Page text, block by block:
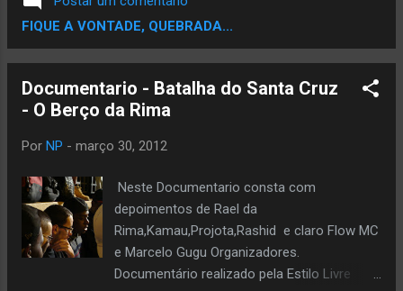
EXCLUSIVO MTV 1999 - PARTE 1
RACIONAIS MC´S DOCUMENTÁRIO
EXCLUSIVO MTV 1999 - PARTE 2
EXCLUSIVO MTV 1999 - PARTE 3
RACIONAIS MC´S DOCUMENTÁRIO
EXCLUSIVO MTV 1999 - PARTE 4
EXCLUSIVO MTV 1999 - PARTE 5 O
Site Noticiario Periferico esta concorrendo
ao Premio TOPBLOG na categoria melhor
Blog de Musica. Ta afim de ver um Blog de
Rap,musica negra entre os finalistas..? Ta
FIQUE A VONTADE, QUEBRADA...
Documentario - Batalha do Santa Cruz
- O Berço da Rima
Por NP - março 30, 2012
Neste Documentario consta com
depoimentos de Rael da
Rima,Kamau,Projota,Rashid e claro Flow MC
e Marcelo Gugu Organizadores.
Documentário realizado pela Estilo Livre